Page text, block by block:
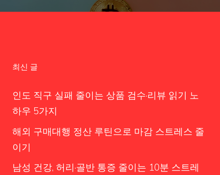
최신 글
인도 직구 실패 줄이는 상품 검수·리뷰 읽기 노
하우 5가지
해외 구매대행 정산 루틴으로 마감 스트레스 줄
이기
남성 건강, 허리·골반 통증 줄이는 10분 스트레